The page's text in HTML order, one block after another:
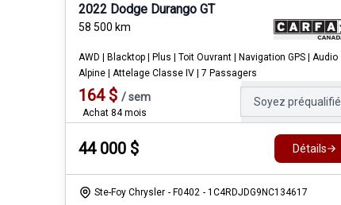
2022 Dodge Durango GT
58 500 km
AWD | Blacktop | Plus | Toit Ouvrant | Navigation GPS | Audio
Alpine | Attelage Classe IV | 7 Passagers
164$ /sem
Achat 84 mois
Soyez préqualifié
44 000 $ Détails
Ste-Foy Chrysler - F0402 - 1C4RDJDG9NC134617